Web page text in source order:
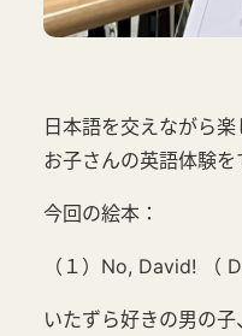
日本語を交えながら楽
お子さんの英語体験を
今回の絵本：
（１）No, David! （
いたずら好きの男の